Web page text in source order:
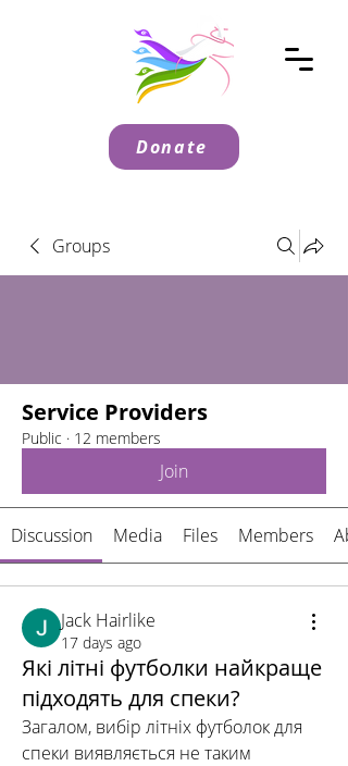
Donate
Groups
Service Providers
Public · 12 members
Join
Discussion Media Files Members
Jack Hairlike
17 days ago
Які літні футболки найкраще
підходять для спеки?
Загалом, вибір літніх футболок для
спеки виявляється не таким